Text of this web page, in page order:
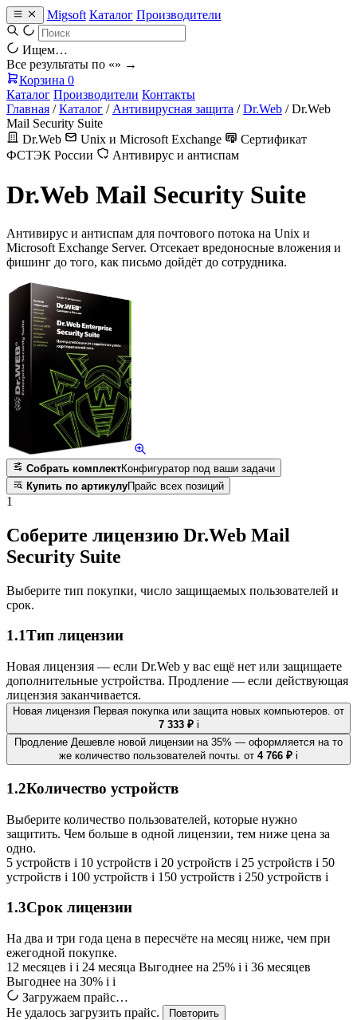
Migsoft Каталог Производители
Ищем…
Все результаты по «» →
Корзина 0
Каталог Производители Контакты
Главная / Каталог / Антивирусная защита / Dr.Web / Dr.Web
Mail Security Suite
Dr.Web
Unix и Microsoft Exchange
Сертификат
ФСТЭК России
Антивирус и антиспам
Dr.Web Mail Security Suite
Антивирус и антиспам для почтового потока на Unix и
Microsoft Exchange Server. Отсекает вредоносные вложения и
фишинг до того, как письмо дойдёт до сотрудника.
Собрать комплектКонфигуратор под ваши задачи
Купить по артикулуПрайс всех позиций
1
Соберите лицензию Dr.Web Mail
Security Suite
Выберите тип покупки, число защищаемых пользователей и
срок.
1.1Тип лицензии
Новая лицензия — если Dr.Web у вас ещё нет или защищаете
дополнительные устройства. Продление — если действующая
лицензия заканчивается.
Новая лицензия Первая покупка или защита новых компьютеров. от
7 333 ₽ i
Продление Дешевле новой лицензии на 35% — оформляется на то
же количество пользователей почты. от 4 766 ₽ i
1.2Количество устройств
Выберите количество пользователей, которые нужно
защитить. Чем больше в одной лицензии, тем ниже цена за
одно.
5 устройств i 10 устройств i 20 устройств i 25 устройств i 50
устройств i 100 устройств i 150 устройств i 250 устройств i
1.3Срок лицензии
На два и три года цена в пересчёте на месяц ниже, чем при
ежегодной покупке.
12 месяцев i i 24 месяца Выгоднее на 25% i i 36 месяцев
Выгоднее на 30% i i
Загружаем прайс…
Не удалось загрузить прайс.
Повторить